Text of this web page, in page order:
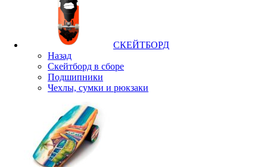
СКЕЙТБОРД
Назад
Скейтборд в сборе
Подшипники
Чехлы, сумки и рюкзаки